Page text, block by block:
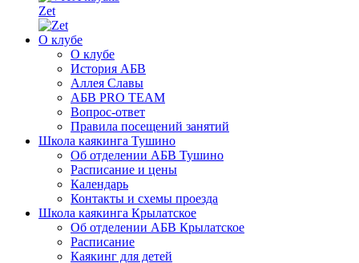
Zet
О клубе
О клубе
История АБВ
Аллея Славы
АБВ PRO TEAM
Вопрос-ответ
Правила посещений занятий
Школа каякинга Тушино
Об отделении АБВ Тушино
Расписание и цены
Календарь
Контакты и схемы проезда
Школа каякинга Крылатское
Об отделении АБВ Крылатское
Расписание
Каякинг для детей